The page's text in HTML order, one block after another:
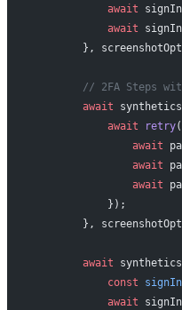
            await
            await
},
// 2FA Steps
        await
            await
retry(
                await
                await
                await
            });
},
        await
            const
            await